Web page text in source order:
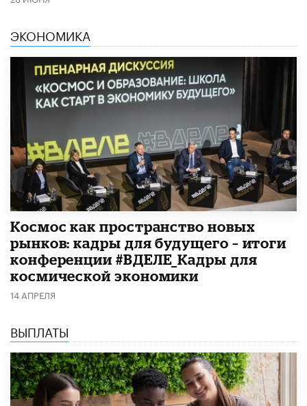
ЭКОНОМИКА
Космос как пространство новых
рынков: кадры для будущего – итоги
конференции #ВДЕЛЕ_Кадры для
космической экономики
14 АПРЕЛЯ
ВЫПЛАТЫ